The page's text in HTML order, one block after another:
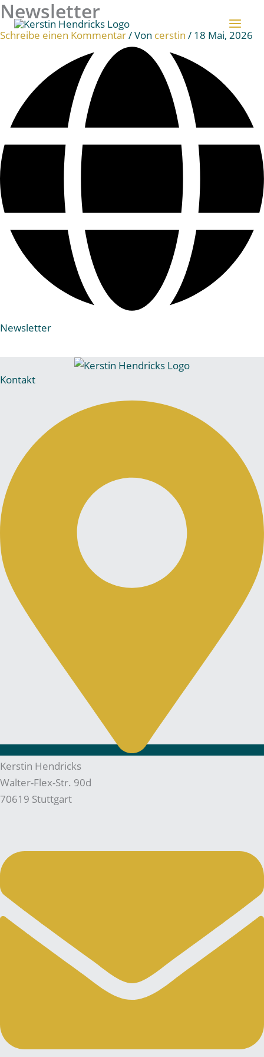
Zum
Inhalt
springen
Newsletter
Schreibe einen Kommentar/ Von cerstin / 18 Mai, 2026
Newsletter
Kontakt
Kerstin Hendricks
Walter-Flex-Str. 90d
70619 Stuttgart